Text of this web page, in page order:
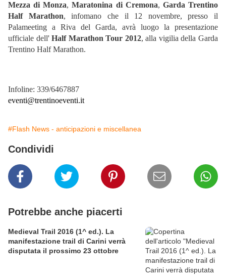
Mezza di Monza,Maratonina di Cremona, Garda Trentino
Half Marathon, infomano che il 12 novembre, presso il
Palameeting a Riva del Garda, avrà luogo la presentazione
ufficiale dell'Half Marathon Tour 2012, alla vigilia della Garda
Trentino Half Marathon.
Infoline: 339/6467887
eventi@trentinoeventi.it
#Flash News - anticipazioni e miscellanea
Condividi
Potrebbe anche piacerti
Medieval Trail 2016 (1^ ed.). La
manifestazione trail di Carini verrà
disputata il prossimo 23 ottobre